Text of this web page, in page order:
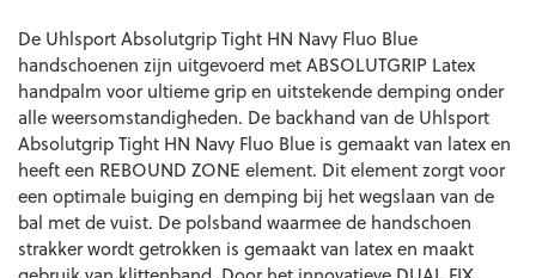
De Uhlsport Absolutgrip Tight HN Navy Fluo Blue
handschoenen zijn uitgevoerd met ABSOLUTGRIP Latex
handpalm voor ultieme grip en uitstekende demping onder
alle weersomstandigheden. De backhand van de Uhlsport
Absolutgrip Tight HN Navy Fluo Blue is gemaakt van latex en
heeft een REBOUND ZONE element. Dit element zorgt voor
een optimale buiging en demping bij het wegslaan van de
bal met de vuist. De polsband waarmee de handschoen
strakker wordt getrokken is gemaakt van latex en maakt